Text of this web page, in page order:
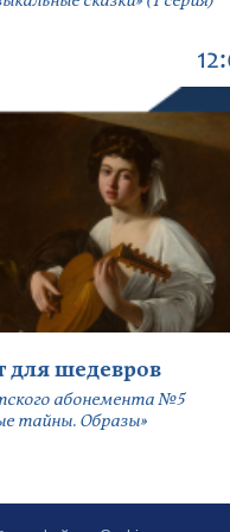
для шедевров
абонемента №5
тайны. Образы»